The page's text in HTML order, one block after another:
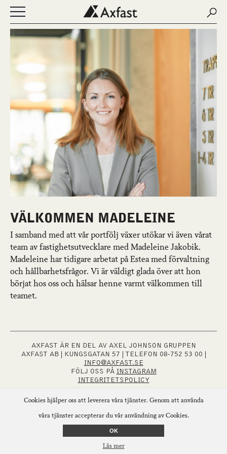
NYHETER
LEDIGA LOKALER
KONTAKT
MINA SIDOR
ENGLISH
Öppna eller stäng navigering
VÄLKOMMEN MADELEINE
I samband med att vår portfölj växer utökar vi även vårat
team av fastighetsutvecklare med Madeleine Jakobik.
Madeleine har tidigare arbetat på Estea med förvaltning
och hållbarhetsfrågor. Vi är väldigt glada över att hon
börjat hos oss och hälsar henne varmt välkommen till
teamet.
AXFAST ÄR EN DEL AV AXEL JOHNSON GRUPPEN
AXFAST AB | KUNGSGATAN 57 | TELEFON 08-752 53 00 |
INFO@AXFAST.SE
FÖLJ OSS PÅ INSTAGRAM
INTEGRITETSPOLICY
Cookies hjälper oss att leverera våra tjänster. Genom att använda
våra tjänster accepterar du vår användning av Cookies.
OK
Läs mer